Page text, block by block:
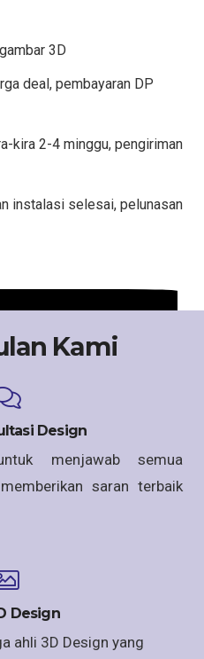
3D
deal, pembayaran DP
kira 2-4 minggu, pengiriman
instalasi selesai, pelunasan
Kami
Design
menjawab semua
saran terbaik
Design
ahli 3D Design yang